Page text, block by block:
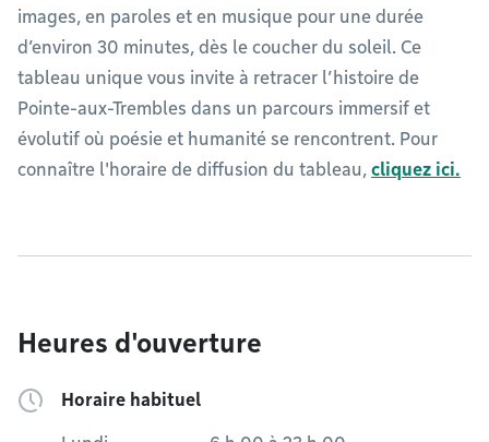
images, en paroles et en musique pour une durée
d’environ 30 minutes, dès le coucher du soleil. Ce
tableau unique vous invite à retracer l’histoire de
Pointe-aux-Trembles dans un parcours immersif et
évolutif où poésie et humanité se rencontrent. Pour
connaître l'horaire de diffusion du tableau, cliquez ici.
Heures d'ouverture
Horaire habituel